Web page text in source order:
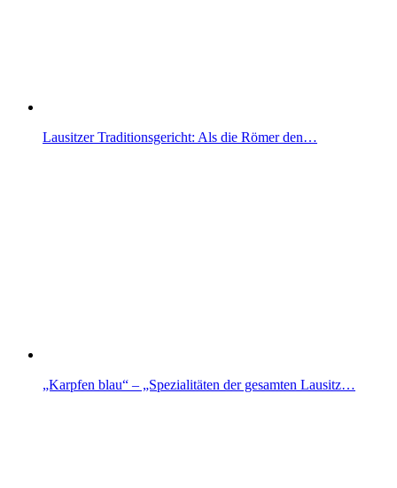
Lausitzer Traditionsgericht: Als die Römer den…
„Karpfen blau“ – „Spezialitäten der gesamten Lausitz…